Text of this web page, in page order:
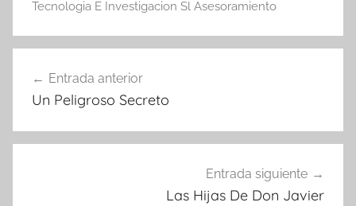
Tecnologia E Investigacion Sl Asesoramiento
de
Entrada anterior
Un Peligroso Secreto
Entrada siguiente
Las Hijas De Don Javier